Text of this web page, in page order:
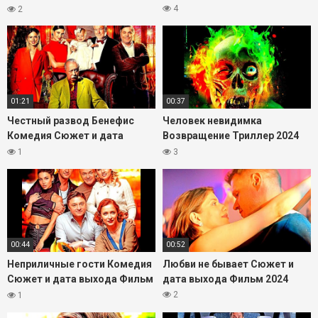
дата выхода Фильм 2023
2 4
01:21
Честный развод Бенефис
Комедия Сюжет и дата
выхода Фильм 2023
1
00:37
Человек невидимка
Возвращение Триллер 2024
Сюжет и дата выхода Фильм
3
00:44
Неприличные гости Комедия
Сюжет и дата выхода Фильм
2024
1
00:52
Любви не бывает Сюжет и
дата выхода Фильм 2024
2